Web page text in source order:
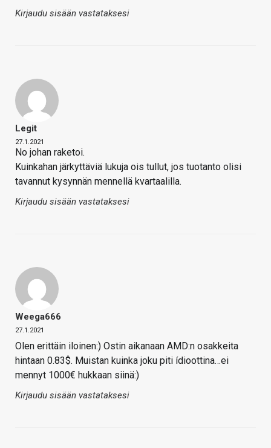
Kirjaudu sisään vastataksesi
Legit
27.1.2021
No johan raketoi.
Kuinkahan järkyttäviä lukuja ois tullut, jos tuotanto olisi
tavannut kysynnän mennellä kvartaalilla.
Kirjaudu sisään vastataksesi
Weega666
27.1.2021
Olen erittäin iloinen:) Ostin aikanaan AMD:n osakkeita
hintaan 0.83$. Muistan kuinka joku piti ídioottina…ei
mennyt 1000€ hukkaan siinä:)
Kirjaudu sisään vastataksesi